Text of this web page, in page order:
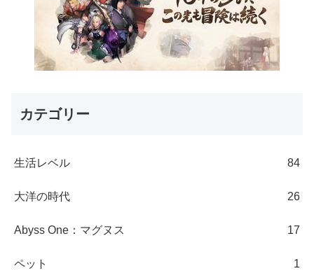
カテゴリー
生活レベル 84
大洋の時代 26
Abyss One：マグヌス 17
ペット 1